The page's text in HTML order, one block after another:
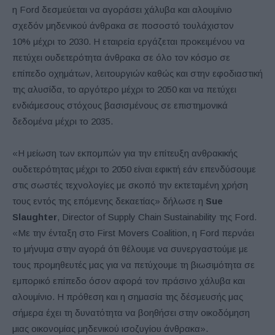
η Ford δεσμεύεται να αγοράσει χάλυβα και αλουμίνιο
σχεδόν μηδενικού άνθρακα σε ποσοστό τουλάχιστον
10% μέχρι το 2030. Η εταιρεία εργάζεται προκειμένου να
πετύχει ουδετερότητα άνθρακα σε όλο τον κόσμο σε
επίπεδο οχημάτων, λειτουργιών καθώς και στην εφοδιαστική
της αλυσίδα, το αργότερο μέχρι το 2050 και να πετύχει
ενδιάμεσους στόχους βασισμένους σε επιστημονικά
δεδομένα μέχρι το 2035.
«Η μείωση των εκπομπών για την επίτευξη ανθρακικής
ουδετερότητας μέχρι το 2050 είναι εφικτή εάν επενδύσουμε
στις σωστές τεχνολογίες με σκοπό την εκτεταμένη χρήση
τους εντός της επόμενης δεκαετίας» δήλωσε η Sue
Slaughter, Director of Supply Chain Sustainability της Ford.
«Με την ένταξη στο First Movers Coalition, η Ford περνάει
το μήνυμα στην αγορά ότι θέλουμε να συνεργαστούμε με
τους προμηθευτές μας για να πετύχουμε τη βιωσιμότητα σε
εμπορικό επίπεδο όσον αφορά τον πράσινο χάλυβα και
αλουμίνιο. Η πρόθεση και η σημασία της δέσμευσής μας
σήμερα έχει τη δυνατότητα να βοηθήσει στην οικοδόμηση
μιας οικονομίας μηδενικού ισοζυγίου άνθρακα».